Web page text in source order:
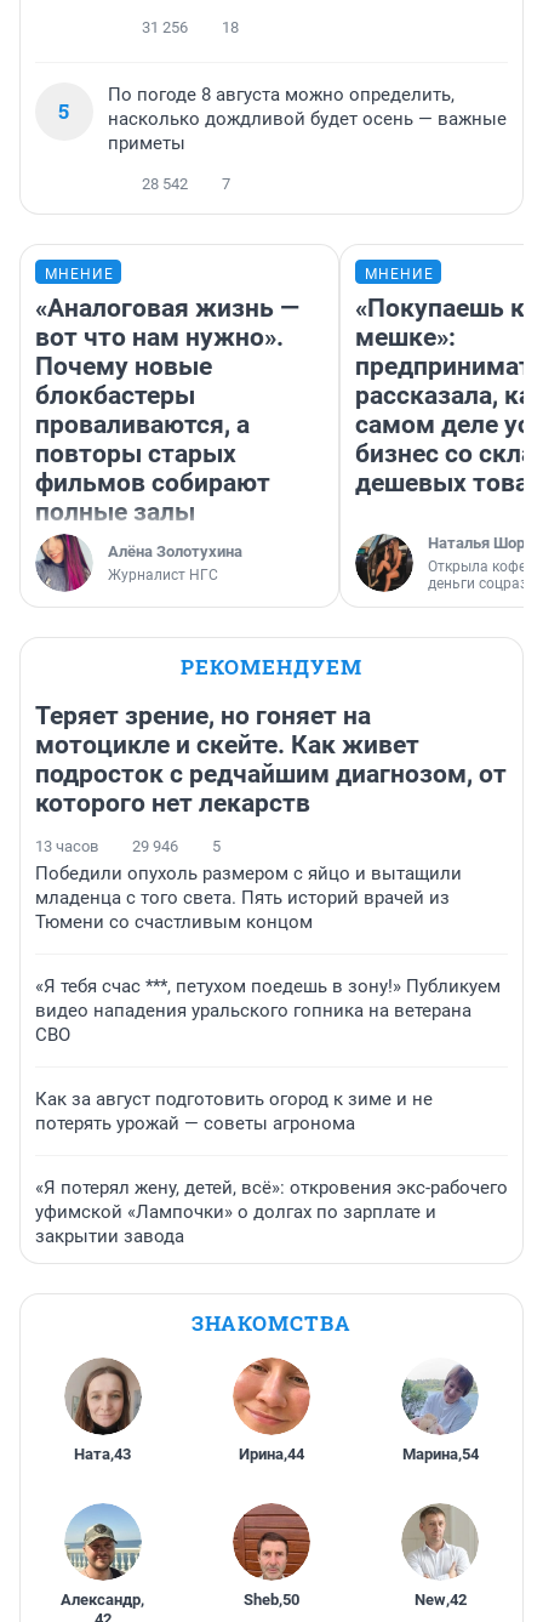
31 256 18
5
По погоде 8 августа можно определить,
насколько дождливой будет осень — важные
приметы
28 542 7
МНЕНИЕ
«Аналоговая жизнь —
вот что нам нужно».
Почему новые
блокбастеры
проваливаются, а
повторы старых
фильмов собирают
полные залы
Алёна Золотухина
Журналист НГС
МНЕНИЕ
«Покупаешь
мешке»:
рассказала,
самом деле
бизнес со
дешевых
Наталья
Открыла
деньги
РЕКОМЕНДУЕМ
Теряет зрение, но гоняет на
мотоцикле и скейте. Как живет
подросток с редчайшим диагнозом, от
которого нет лекарств
13 часов 29 946 5
Победили опухоль размером с яйцо и вытащили
младенца с того света. Пять историй врачей из
Тюмени со счастливым концом
«Я тебя счас ***, петухом поедешь в зону!» Публикуем
видео нападения уральского гопника на ветерана
СВО
Как за август подготовить огород к зиме и не
потерять урожай — советы агронома
«Я потерял жену, детей, всё»: откровения экс-рабочего
уфимской «Лампочки» о долгах по зарплате и
закрытии завода
ЗНАКОМСТВА
Ната,43 Ирина,44 Марина,54
Александр,
Sheb,50 New,42